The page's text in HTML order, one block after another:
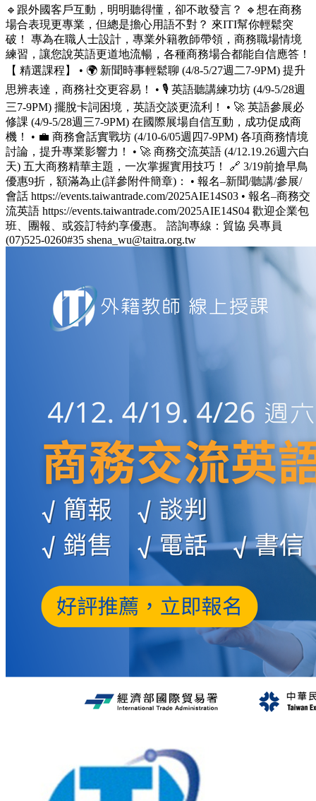
🔹跟外國客戶互動，明明聽得懂，卻不敢發言？ 🔹想在商務
場合表現更專業，但總是擔心用語不對？ 來ITI幫你輕鬆突
破！ 專為在職人士設計，專業外籍教師帶領，商務職場情境
練習，讓您說英語更道地流暢，各種商務場合都能自信應答！
【 精選課程】 • 🌍 新聞時事輕鬆聊 (4/8-5/27週二7-9PM) 提升
思辨表達，商務社交更容易！ • 🎙️ 英語聽講練功坊 (4/9-5/28週
三7-9PM) 擺脫卡詞困境，英語交談更流利！ • 🚀 英語參展必
修課 (4/9-5/28週三7-9PM) 在國際展場自信互動，成功促成商
機！ • 💼 商務會話實戰坊 (4/10-6/05週四7-9PM) 各項商務情境
討論，提升專業影響力！ • 🚀 商務交流英語 (4/12.19.26週六白
天) 五大商務精華主題，一次掌握實用技巧！ 🔗 3/19前搶早鳥
優惠9折，額滿為止(詳參附件簡章)： • 報名–新聞/聽講/參展/
會話 https://events.taiwantrade.com/2025AIE14S03 • 報名–商務交
流英語 https://events.taiwantrade.com/2025AIE14S04 歡迎企業包
班、團報、或簽訂特約享優惠。 諮詢專線：貿協 吳專員
(07)525-0260#35 shena_wu@taitra.org.tw